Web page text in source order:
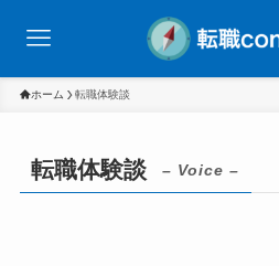
ホーム 転職体験談
転職体験談 – Voice –